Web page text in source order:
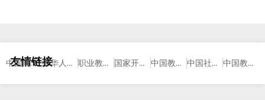
者、工作者、研究者奋进的平台。我想，这应该是我们学术论
中国成人教育协会 中华人民共和国教育部 职业教育与成人教育司 国家开放大学 中国教育科学研究院 中国社区教育网 中国教育新闻网
友情链接